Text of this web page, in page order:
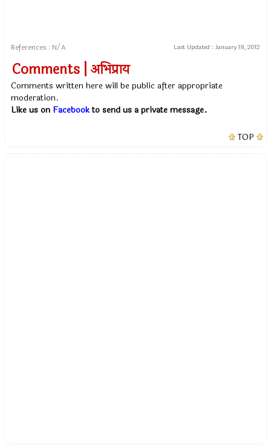
References : N/A Last Updated : January 18, 2012
Comments | अभिप्राय
Comments written here will be public after appropriate
moderation.
Like us on Facebookto send us a private message.
TOP